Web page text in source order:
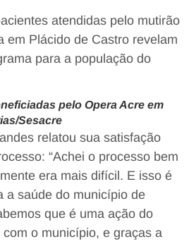
atendidas pelo mutirão
em Plácido de Castro revelam
para a população do
pelo Opera Acre em
Sesacre
relatou sua satisfação
“Achei o processo bem
era mais difícil. E isso é
a saúde do município de
que é uma ação do
o município, e graças a